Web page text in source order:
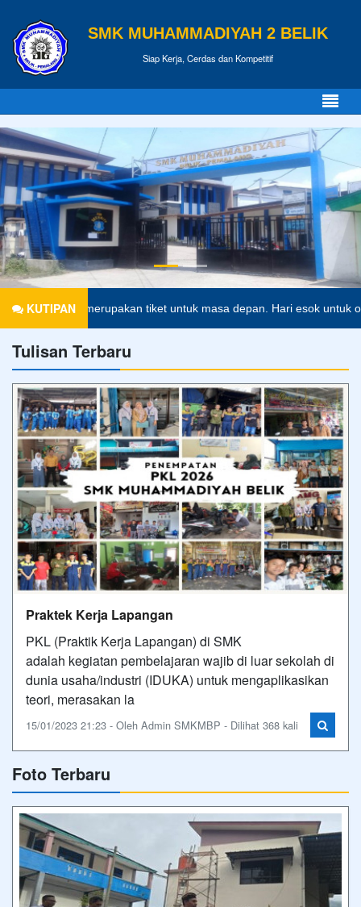
SMK MUHAMMADIYAH 2 BELIK
Siap Kerja, Cerdas dan Kompetitif
KUTIPAN
merupakan tiket untuk masa depan. Hari esok untuk orang-
Tulisan Terbaru
Praktek Kerja Lapangan
PKL (Praktik Kerja Lapangan) di SMK
adalah kegiatan pembelajaran wajib di luar sekolah di
dunia usaha/industri (IDUKA) untuk mengaplikasikan
teori, merasakan la
15/01/2023 21:23 - Oleh Admin SMKMBP - Dilihat 368 kali
Foto Terbaru